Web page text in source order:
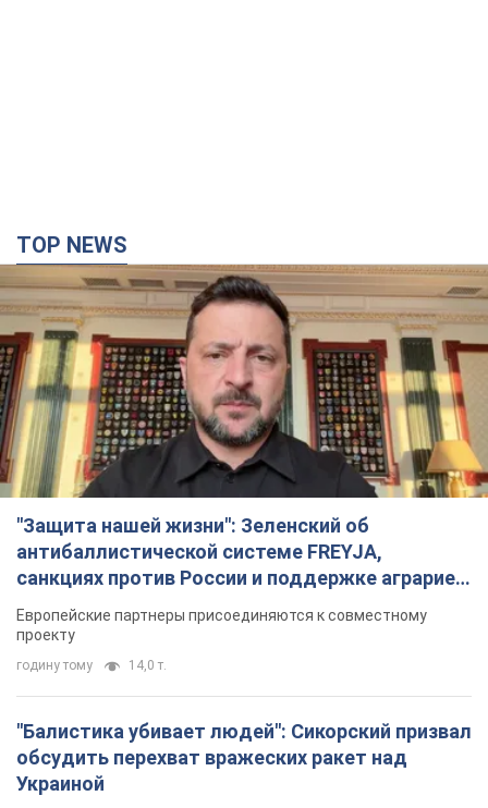
антибаллистической системе FREYJA,
санкциях против России и поддержке аграриев.
Видео
Европейские партнеры присоединяются к совместному
проекту
годину тому 14,0 т.
"Балистика убивает людей": Сикорский призвал
обсудить перехват вражеских ракет над
Украиной
Глава МИД Польши призвал сбивать российские ракеты над
Украиной
2 години тому 3,4 т.
Налоговая служба передаст Минобороны
данные о мужчинах в возрасте от 18 до 60 лет:
3 години тому